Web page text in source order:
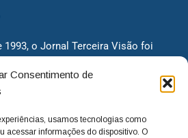
Consentimento de
usamos tecnologias como
acessar informações do dispositivo. O
1993, o Jornal Terceira Visão foi
que naquela época só existiam
30 anos, o jornal continua
melhores notícias. Nunca